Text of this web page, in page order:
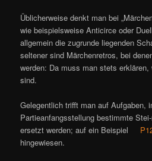
Üblicherweise denkt man bei
wie beispielsweise Anticirce oder
allgemein die zugrunde liegenden
seltener sind Märchenretros, bei
werden: Da muss man stets
sind.
Gelegentlich trifft man auf Aufgaben,
Partieanfangsstellung bestimmte
ersetzt werden; auf ein Beispiel
hingewiesen.